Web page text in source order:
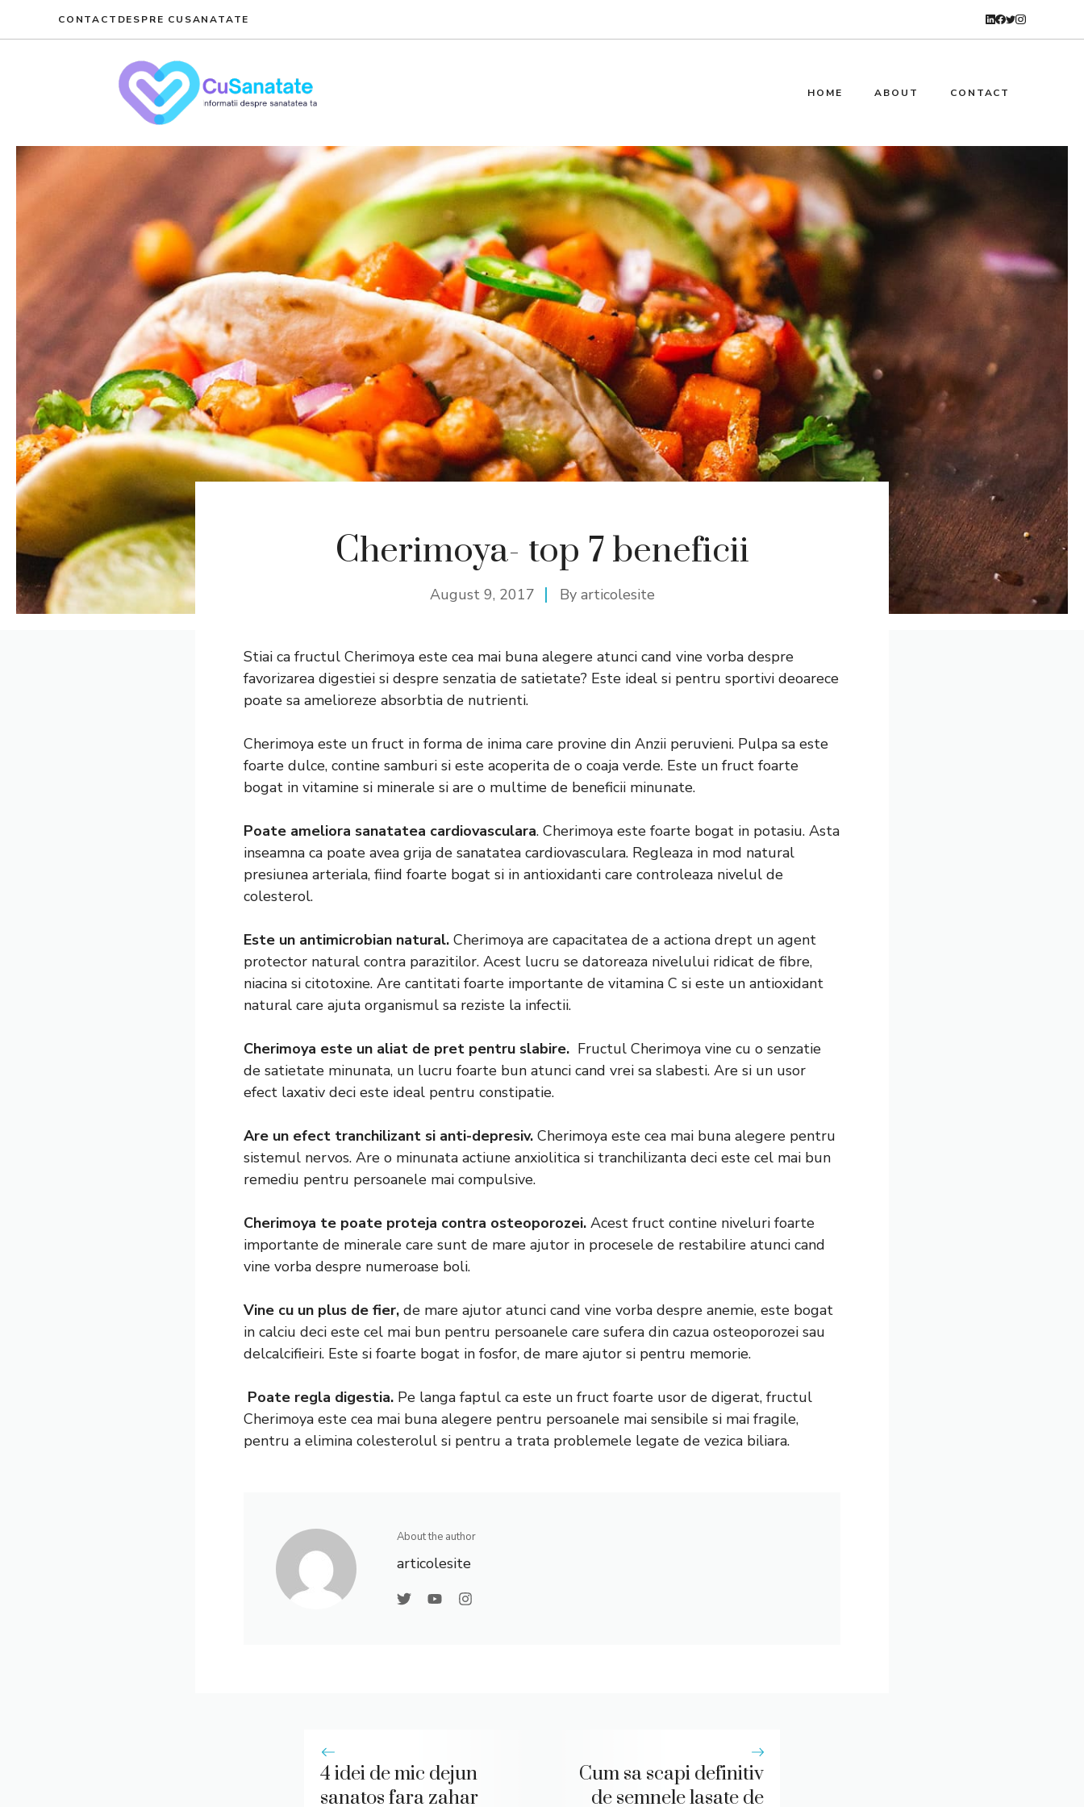
CONTACT DESPRE CUSANATATE
HOME ABOUT CONTACT
Cherimoya- top 7 beneficii
August 9, 2017 By articolesite
Stiai ca fructul Cherimoya este cea mai buna alegere atunci cand vine vorba despre
favorizarea digestiei si despre senzatia de satietate? Este ideal si pentru sportivi deoarece
poate sa amelioreze absorbtia de nutrienti.
Cherimoya este un fruct in forma de inima care provine din Anzii peruvieni. Pulpa sa este
foarte dulce, contine samburi si este acoperita de o coaja verde. Este un fruct foarte
bogat in vitamine si minerale si are o multime de beneficii minunate.
Poate ameliora sanatatea cardiovasculara. Cherimoya este foarte bogat in potasiu. Asta
inseamna ca poate avea grija de sanatatea cardiovasculara. Regleaza in mod natural
presiunea arteriala, fiind foarte bogat si in antioxidanti care controleaza nivelul de
colesterol.
Este un antimicrobian natural. Cherimoya are capacitatea de a actiona drept un agent
protector natural contra parazitilor. Acest lucru se datoreaza nivelului ridicat de fibre,
niacina si citotoxine. Are cantitati foarte importante de vitamina C si este un antioxidant
natural care ajuta organismul sa reziste la infectii.
Cherimoya este un aliat de pret pentru slabire. Fructul Cherimoya vine cu o senzatie
de satietate minunata, un lucru foarte bun atunci cand vrei sa slabesti. Are si un usor
efect laxativ deci este ideal pentru constipatie.
Are un efect tranchilizant si anti-depresiv. Cherimoya este cea mai buna alegere pentru
sistemul nervos. Are o minunata actiune anxiolitica si tranchilizanta deci este cel mai bun
remediu pentru persoanele mai compulsive.
Cherimoya te poate proteja contra osteoporozei. Acest fruct contine niveluri foarte
importante de minerale care sunt de mare ajutor in procesele de restabilire atunci cand
vine vorba despre numeroase boli.
Vine cu un plus de fier, de mare ajutor atunci cand vine vorba despre anemie, este bogat
in calciu deci este cel mai bun pentru persoanele care sufera din cazua osteoporozei sau
delcalcifieiri. Este si foarte bogat in fosfor, de mare ajutor si pentru memorie.
Poate regla digestia. Pe langa faptul ca este un fruct foarte usor de digerat, fructul
Cherimoya este cea mai buna alegere pentru persoanele mai sensibile si mai fragile,
pentru a elimina colesterolul si pentru a trata problemele legate de vezica biliara.
About the author
articolesite
4 idei de mic dejun
sanatos fara zahar
Cum sa scapi definitiv
de semnele lasate de